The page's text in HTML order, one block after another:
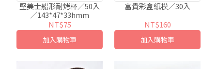
堅美士船形耐烤杯／50入
／143*47*33hmm
NT$75
加入購物車
富貴彩盒紙模／30入
NT$160
加入購物車